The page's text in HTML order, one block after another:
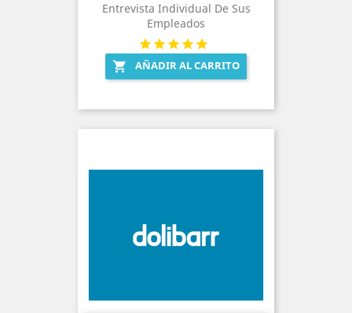
Entrevista Individual De Sus
Empleados
 AÑADIR AL CARRITO